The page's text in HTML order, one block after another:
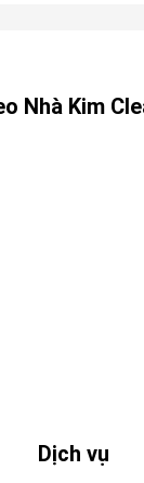
Nhà Kim
Dịch vụ